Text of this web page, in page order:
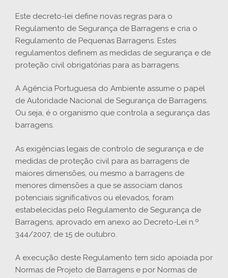
Este decreto-lei define novas regras para o
Regulamento de Segurança de Barragens e cria o
Regulamento de Pequenas Barragens. Estes
regulamentos definem as medidas de segurança e de
proteção civil obrigatórias para as barragens.
A Agência Portuguesa do Ambiente assume o papel
de Autoridade Nacional de Segurança de Barragens.
Ou seja, é o organismo que controla a segurança das
barragens.
As exigências legais de controlo de segurança e de
medidas de proteção civil para as barragens de
maiores dimensões, ou mesmo a barragens de
menores dimensões a que se associam danos
potenciais significativos ou elevados, foram
estabelecidas pelo Regulamento de Segurança de
Barragens, aprovado em anexo ao Decreto-Lei n.º
344/2007, de 15 de outubro.
A execução deste Regulamento tem sido apoiada por
Normas de Projeto de Barragens e por Normas de